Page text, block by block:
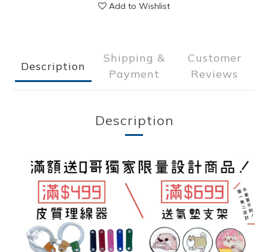
Add to Wishlist
Description
Shipping &
Payment
Customer
Reviews
Description